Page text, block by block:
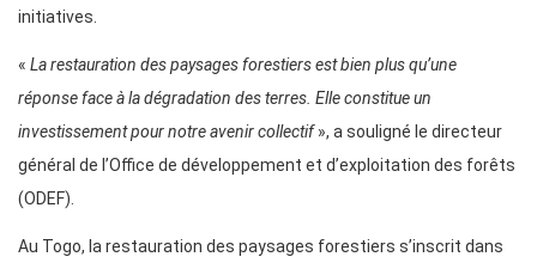
initiatives.
« La restauration des paysages forestiers est bien plus qu’une
réponse face à la dégradation des terres. Elle constitue un
investissement pour notre avenir collectif», a souligné le directeur
général de l’Office de développement et d’exploitation des forêts
(ODEF).
Au Togo, la restauration des paysages forestiers s’inscrit dans